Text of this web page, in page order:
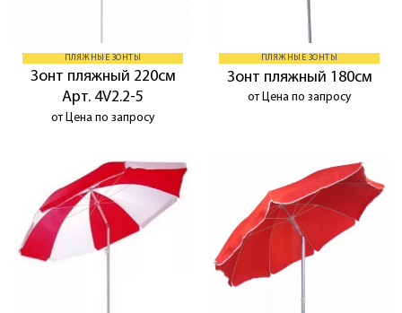
ПЛЯЖНЫЕ ЗОНТЫ
Зонт пляжный 220см
Арт. 4V2.2-5
от Цена по запросу
ПЛЯЖНЫЕ ЗОНТЫ
Зонт пляжный 180см
от Цена по запросу